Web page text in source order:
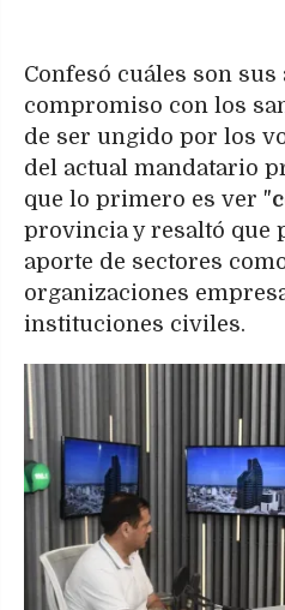
Confesó cuáles son
compromiso con los
de ser ungido por los
del actual mandatario
que lo primero es ver "
provincia y resaltó que
aporte de sectores
organizaciones
instituciones civiles.